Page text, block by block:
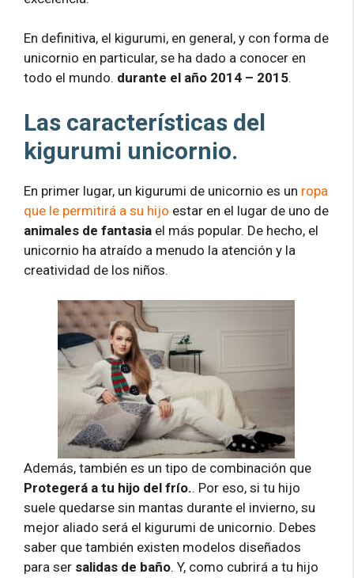
En definitiva, el kigurumi, en general, y con forma de
unicornio en particular, se ha dado a conocer en
todo el mundo. durante el año 2014 – 2015.
Las características del
kigurumi unicornio.
En primer lugar, un kigurumi de unicornio es un ropa
que le permitirá a su hijo estar en el lugar de uno de
animales de fantasia el más popular. De hecho, el
unicornio ha atraído a menudo la atención y la
creatividad de los niños.
Además, también es un tipo de combinación que
Protegerá a tu hijo del frío.. Por eso, si tu hijo
suele quedarse sin mantas durante el invierno, su
mejor aliado será el kigurumi de unicornio. Debes
saber que también existen modelos diseñados
para ser salidas de baño. Y, como cubrirá a tu hijo